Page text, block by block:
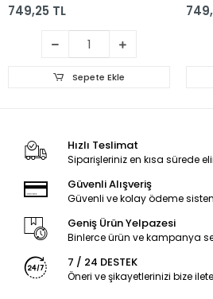
749,25 TL
Sepete Ekle
Hızlı Teslimat
Siparişleriniz en kısa sürede
Güvenli Alışveriş
Güvenli ve kolay ödeme
Geniş Ürün Yelpazesi
Binlerce ürün ve kampanya
7 / 24 DESTEK
Öneri ve şikayetlerinizi bize